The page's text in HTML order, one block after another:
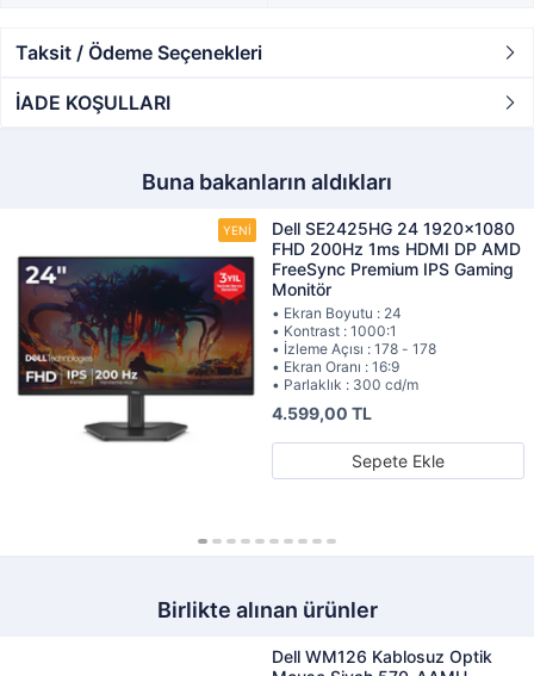
Taksit / Ödeme Seçenekleri
İADE KOŞULLARI
Buna bakanların aldıkları
Dell SE2425HG 24 1920x1080
FHD 200Hz 1ms HDMI DP AMD
FreeSync Premium IPS Gaming
Monitör
• Ekran Boyutu : 24
• Kontrast : 1000:1
• İzleme Açısı : 178 - 178
• Ekran Oranı : 16:9
• Parlaklık : 300 cd/m
4.599,00 TL
Sepete Ekle
Birlikte alınan ürünler
Dell WM126 Kablosuz Optik